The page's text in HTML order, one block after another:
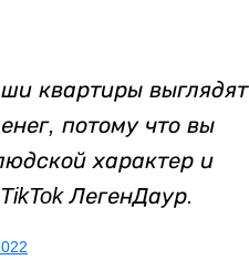
квартиры выглядят
потому что вы
характер и
ЛегенДаур.